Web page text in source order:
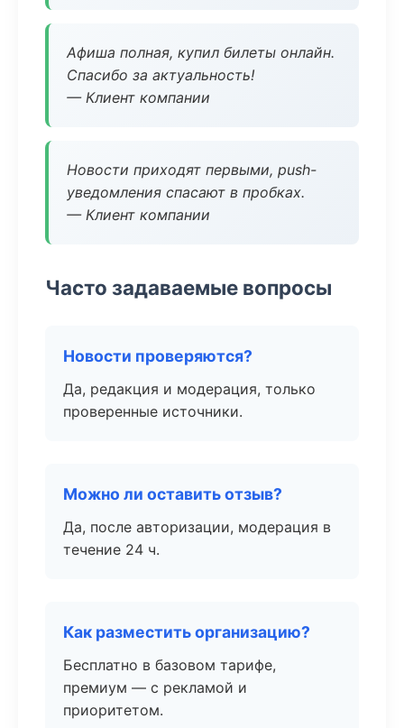
Афиша полная, купил билеты онлайн.
Спасибо за актуальность!
— Клиент компании
Новости приходят первыми, push-
уведомления спасают в пробках.
— Клиент компании
Часто задаваемые вопросы
Новости проверяются?
Да, редакция и модерация, только
проверенные источники.
Можно ли оставить отзыв?
Да, после авторизации, модерация в
течение 24 ч.
Как разместить организацию?
Бесплатно в базовом тарифе,
премиум — с рекламой и
приоритетом.